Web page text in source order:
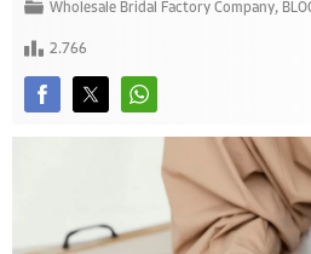
Wholesale Bridal Factory Company,
2.766